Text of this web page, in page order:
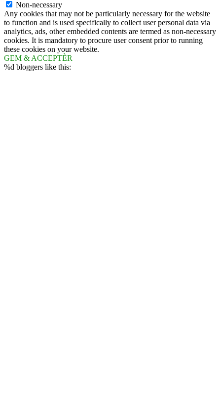
Non-necessary
Any cookies that may not be particularly necessary for the website
to function and is used specifically to collect user personal data via
analytics, ads, other embedded contents are termed as non-necessary
cookies. It is mandatory to procure user consent prior to running
these cookies on your website.
GEM & ACCEPTÈR
%d bloggers like this: